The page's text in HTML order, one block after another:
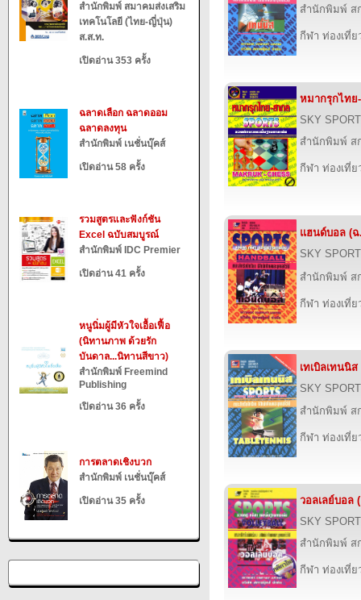
สำนักพิมพ์ สมาคมส่งเสริม
เทคโนโลยี (ไทย-ญี่ปุ่น)
ส.ส.ท.
เปิดอ่าน 353 ครั้ง
ฉลาดเลือก ฉลาดออม
ฉลาดลงทุน
สำนักพิมพ์ เนชั่นบุ๊คส์
เปิดอ่าน 58 ครั้ง
รวมสูตรและฟังก์ชัน
Excel ฉบับสมบูรณ์
สำนักพิมพ์ IDC Premier
เปิดอ่าน 41 ครั้ง
หนูนิ่มผู้มีหัวใจเอื้อเฟื้อ
(นิทานภาพ ด้วยรัก
บันดาล...นิทานสีขาว)
สำนักพิมพ์ Freemind
Publishing
เปิดอ่าน 36 ครั้ง
การตลาดเชิงบวก
สำนักพิมพ์ เนชั่นบุ๊คส์
เปิดอ่าน 35 ครั้ง
สำนักพิมพ์ ส
กีฬา ท่องเที่
หมากรุกไทย
SKY
สำนักพิมพ์ ส
กีฬา ท่องเที่
แฮนด์บอล (ฉ
SKY
สำนักพิมพ์ ส
กีฬา ท่องเที่
เทเบิลเทนนิ
SKY
สำนักพิมพ์ ส
กีฬา ท่องเที่
วอลเลย์บอล
SKY
สำนักพิมพ์ ส
กีฬา ท่องเที่